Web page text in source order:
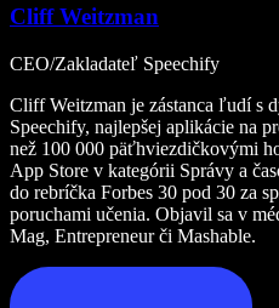
Cliff Weitzman
CEO/Zakladateľ Speechify
Cliff Weitzman je zástanca ľudí s
Speechify, najlepšej aplikácie na
než 100 000 päťhviezdičkovými
App Store v kategórii Správy a
do rebríčka Forbes 30 pod 30 za
poruchami učenia. Objavil sa v
Mag, Entrepreneur či Mashable.